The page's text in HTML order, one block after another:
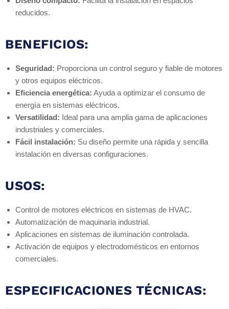
reducidos.
BENEFICIOS:
Seguridad: Proporciona un control seguro y fiable de motores
y otros equipos eléctricos.
Eficiencia energética: Ayuda a optimizar el consumo de
energía en sistemas eléctricos.
Versatilidad: Ideal para una amplia gama de aplicaciones
industriales y comerciales.
Fácil instalación: Su diseño permite una rápida y sencilla
instalación en diversas configuraciones.
USOS:
Control de motores eléctricos en sistemas de HVAC.
Automatización de maquinaria industrial.
Aplicaciones en sistemas de iluminación controlada.
Activación de equipos y electrodomésticos en entornos
comerciales.
ESPECIFICACIONES TÉCNICAS: